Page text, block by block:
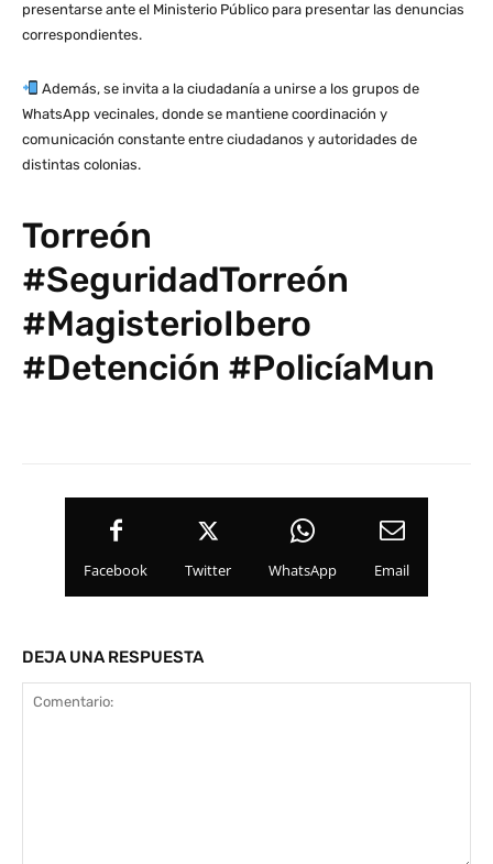
presentarse ante el Ministerio Público para presentar las denuncias
correspondientes.
Además, se invita a la ciudadanía a unirse a los grupos de
WhatsApp vecinales, donde se mantiene coordinación y
comunicación constante entre ciudadanos y autoridades de
distintas colonias.
Torreón
#SeguridadTorreón
#MagisterioIbero
#Detención #PolicíaMun
Facebook Twitter WhatsApp Email
DEJA UNA RESPUESTA